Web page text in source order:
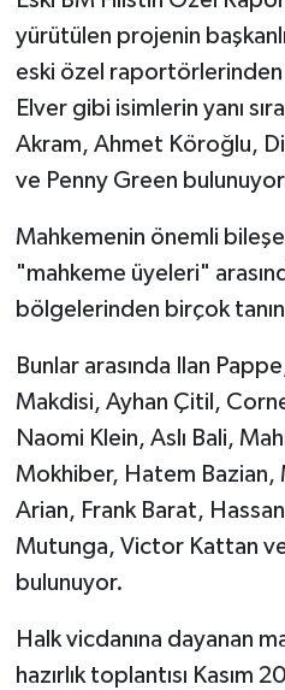
yürütülen projenin
eski özel raportörlerinden
Elver gibi isimlerin yanı
Akram, Ahmet Köroğlu,
ve Penny Green
Mahkemenin önemli
"mahkeme üyeleri"
bölgelerinden birçok
Bunlar arasında Ilan
Makdisi, Ayhan Çitil,
Naomi Klein, Aslı Bali,
Mokhiber, Hatem Bazian,
Arian, Frank Barat,
Mutunga, Victor Kattan
bulunuyor.
Halk vicdanına dayanan
hazırlık toplantısı